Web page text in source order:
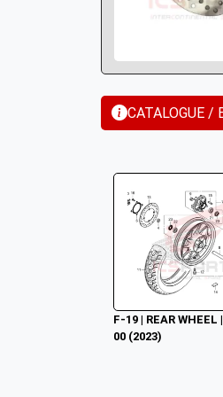
CATALOGUE /
F-19 | REAR WHEEL
00 (2023)